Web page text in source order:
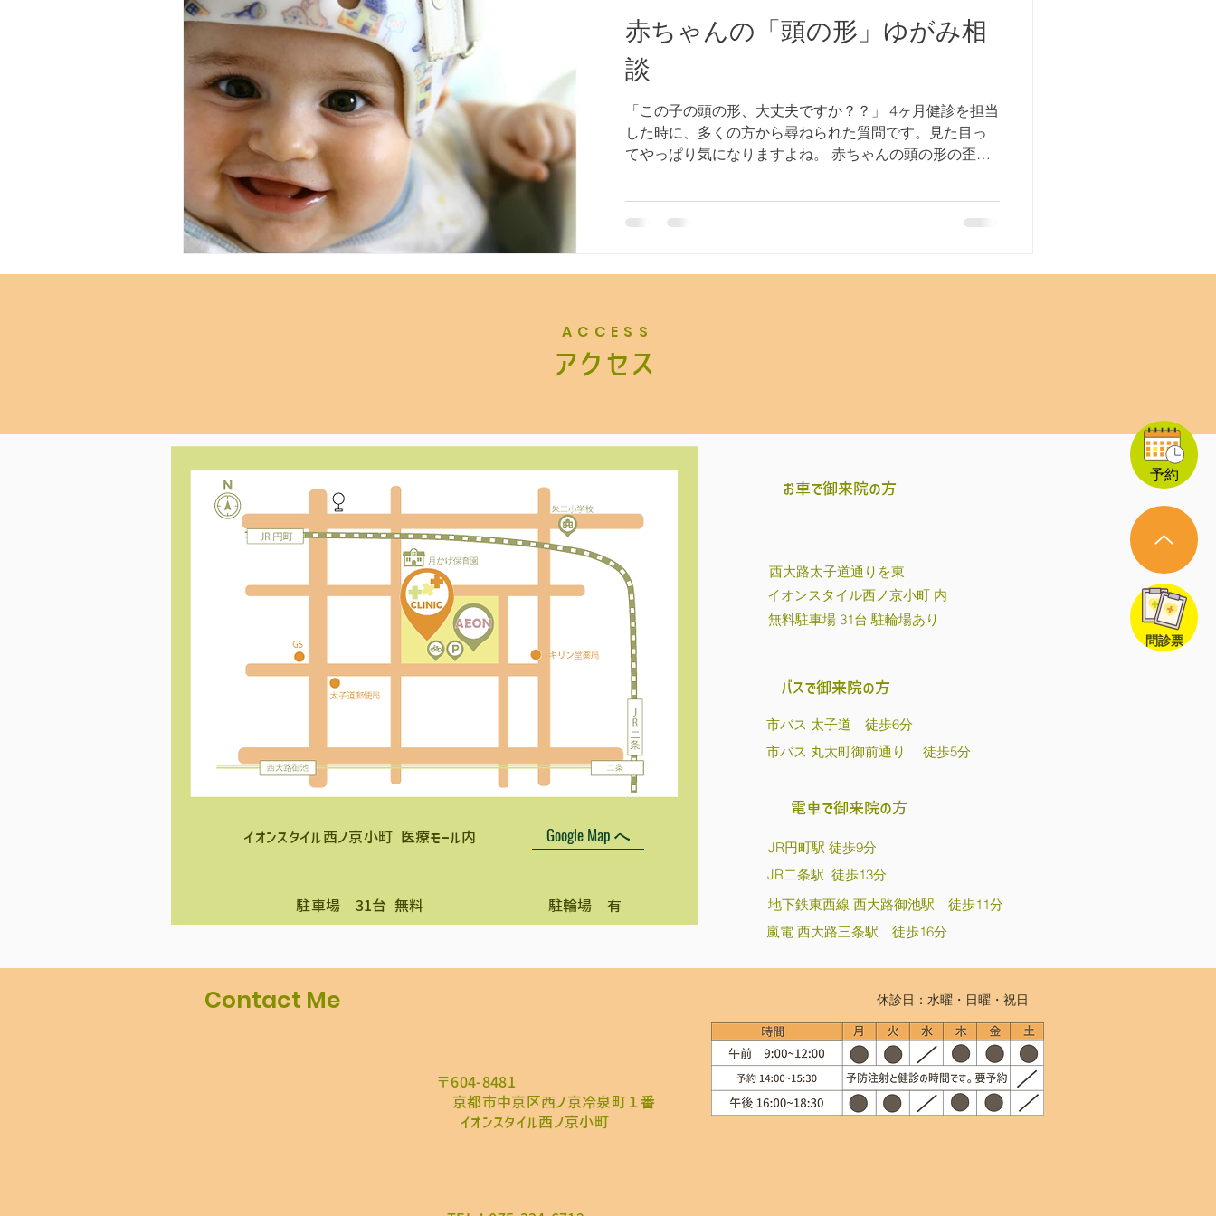
問診票
予約
赤ちゃんの「頭の形」ゆがみ相
談
「この子の頭の形、大丈夫ですか？？」 4ヶ月健診を担当
した時に、多くの方から尋ねられた質問です。見た目っ
てやっぱり気になりますよね。 赤ちゃんの頭の形の歪み
のがおおいです。 頭の形のゆがみは見た目だけの問題で
しょうか？ 頭の形のゆがみが赤ちゃんの発達に影響を及
ていると 段々と同じところに圧がかかり、次第に頭の形
が歪んでくるのです。 この頭の歪みは 3－4か月頃がピー
クで、寝返りが始まると徐々におさまってきます。 た
んは、 ”タミータイム”を取り入れることがこの予防にな
び”の時間です。 慣れるまでは5分程度でかまいません。
ACCESS
​アクセス
Google Map へ
イオンスタイル西ノ京小町 医療モール内
​駐車場 31台 無料 駐輪場 有
お車で御来院の方
​西大路太子道通りを東
無料駐車場 31台 駐輪場あり
イオンスタイル西ノ京小町 内
バスで御来院の方
市バス 太子道 徒歩6分
市バス 丸太町御前通り 徒歩5分
電車で御来院の方
JR円町駅 徒歩9分
JR二条駅 徒歩13分
地下鉄東西線 西大路御池駅 徒歩11分
嵐電 西大路三条駅 徒歩16分
Contact Me
​京都市中京区西ノ京冷泉町１番
〒604-8481
イオンスタイル西ノ京小町
休診日：水曜・日曜・祝日